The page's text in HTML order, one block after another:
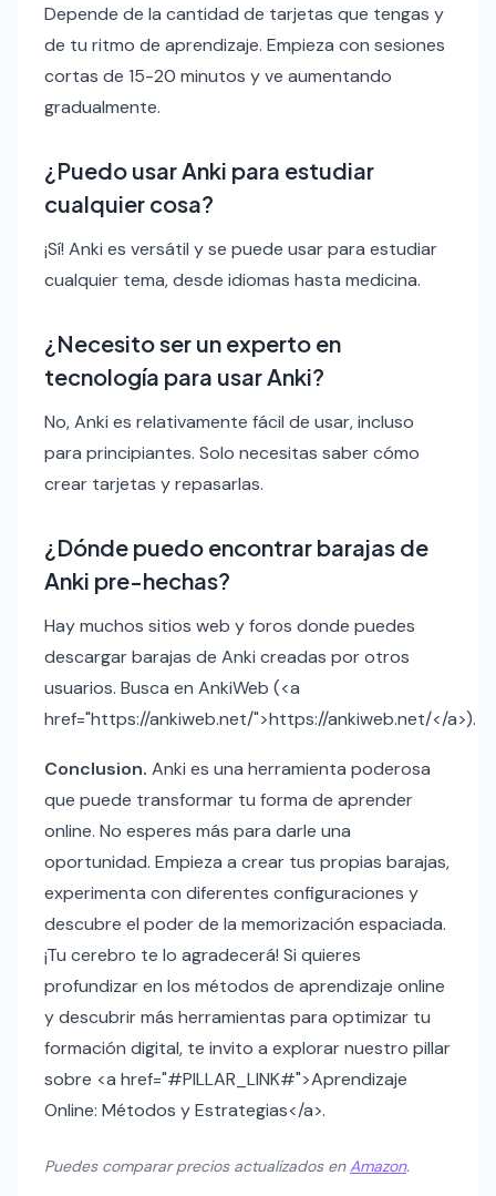
Depende de la cantidad de tarjetas que tengas y
de tu ritmo de aprendizaje. Empieza con sesiones
cortas de 15-20 minutos y ve aumentando
gradualmente.
¿Puedo usar Anki para estudiar
cualquier cosa?
¡Sí! Anki es versátil y se puede usar para estudiar
cualquier tema, desde idiomas hasta medicina.
¿Necesito ser un experto en
tecnología para usar Anki?
No, Anki es relativamente fácil de usar, incluso
para principiantes. Solo necesitas saber cómo
crear tarjetas y repasarlas.
¿Dónde puedo encontrar barajas de
Anki pre-hechas?
Hay muchos sitios web y foros donde puedes
descargar barajas de Anki creadas por otros
usuarios. Busca en AnkiWeb (<a
href="https://ankiweb.net/">https://ankiweb.net/</a>).
Conclusion. Anki es una herramienta poderosa
que puede transformar tu forma de aprender
online. No esperes más para darle una
oportunidad. Empieza a crear tus propias barajas,
experimenta con diferentes configuraciones y
descubre el poder de la memorización espaciada.
¡Tu cerebro te lo agradecerá! Si quieres
profundizar en los métodos de aprendizaje online
y descubrir más herramientas para optimizar tu
formación digital, te invito a explorar nuestro pillar
sobre <a href="#PILLAR_LINK#">Aprendizaje
Online: Métodos y Estrategias</a>.
Puedes comparar precios actualizados enAmazon.